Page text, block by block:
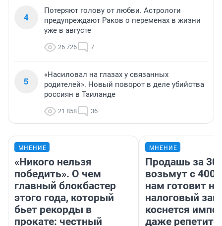
4
Потеряют голову от любви. Астрологи
предупреждают Раков о переменах в жизни
уже в августе
26 726 7
5
«Насиловал на глазах у связанных
родителей». Новый поворот в деле убийства
россиян в Таиланде
21 858 36
МНЕНИЕ
«Никого нельзя
победить». О чем
главный блокбастер
этого года, который
бьет рекорды в
прокате: честный
МНЕНИЕ
Продашь за
возьмут с
нам готовит
налоговый
коснется
даже